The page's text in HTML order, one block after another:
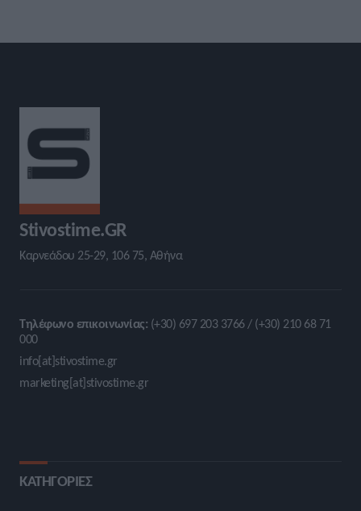
Stivostime.GR
Καρνεάδου 25-29, 106 75, Αθήνα
Τηλέφωνο επικοινωνίας: (+30) 697 203 3766 / (+30) 210 68 71
000
info[at]stivostime.gr
marketing[at]stivostime.gr
ΚΑΤΗΓΟΡΙΕΣ